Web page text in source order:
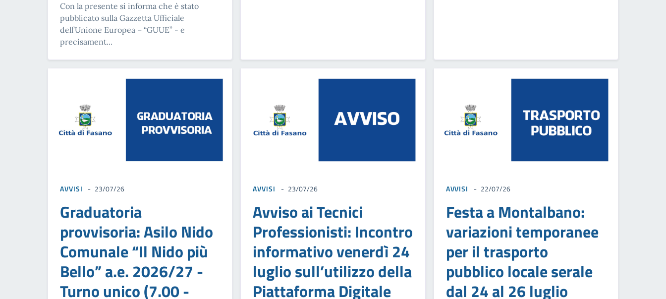
Con la presente si informa che è stato
pubblicato sulla Gazzetta Ufficiale
dell’Unione Europea – “GUUE” - e
precisament...
AVVISI 23/07/26
Graduatoria
provvisoria: Asilo Nido
Comunale “Il Nido più
Bello” a.e. 2026/27 -
Turno unico (7.00 -
AVVISI 23/07/26
Avviso ai Tecnici
Professionisti: Incontro
informativo venerdì 24
luglio sull’utilizzo della
Piattaforma Digitale
AVVISI 22/07/26
Festa a Montalbano:
variazioni temporanee
per il trasporto
pubblico locale serale
dal 24 al 26 luglio